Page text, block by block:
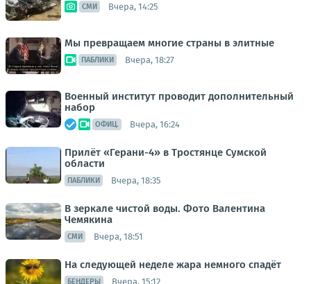
СМИ Вчера, 14:25
Мы превращаем многие страны в элитные
ПАБЛИКИ Вчера, 18:27
Военный институт проводит дополнительный
набор
ОФИЦ. Вчера, 16:24
Прилёт «Герани-4» в Тростянце Сумской
области
ПАБЛИКИ Вчера, 18:35
В зеркале чистой воды. Фото Валентина
Чемякина
СМИ Вчера, 18:51
На следующей неделе жара немного спадёт
БЕНДЕРЫ Вчера, 15:12